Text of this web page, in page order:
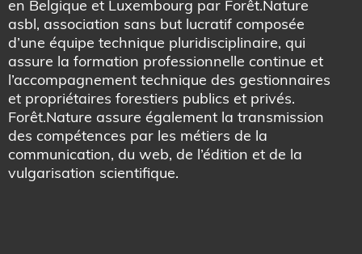
en Belgique et Luxembourg par Forêt.Nature
asbl, association sans but lucratif composée
d’une équipe technique pluridisciplinaire, qui
assure la formation professionnelle continue et
l’accompagnement technique des gestionnaires
et propriétaires forestiers publics et privés.
Forêt.Nature assure également la transmission
des compétences par les métiers de la
communication, du web, de l’édition et de la
vulgarisation scientifique.